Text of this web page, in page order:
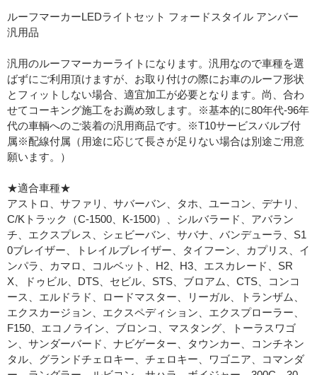
ルーフマーカーLEDライトセット フォードスタイル アンバー
汎用品
汎用のルーフマーカーライトになります。汎用なので車種を選
ばずにご利用頂けますが、お取り付けの際にお車のルーフ形状
とフィットしない場合、適宜加工が必要となります。尚、合わ
せてコーキング施工をお薦め致します。※基本的に80年代-96年
代の車輌へのご装着の汎用商品です。※T10サービスバルブ付
属※配線付属（用途に応じて長さが足りない場合は別途ご用意
願います。）
★適合車種★
アストロ、サファリ、サバーバン、タホ、ユーコン、デナリ、
C/Kトラック（C-1500、K-1500）、シルバラード、アバラン
チ、エクスプレス、シェビーバン、サバナ、バンデューラ、S1
0ブレイザー、トレイルブレイザー、タイフーン、カプリス、イ
ンパラ、カマロ、コルベット、H2、H3、エスカレード、SR
X、ドゥビル、DTS、セビル、STS、ブロアム、CTS、コンコ
ース、エルドラド、ロードマスター、リーガル、トランザム、
エクスカージョン、エクスペディション、エクスプローラー、
F150、エコノライン、ブロンコ、マスタング、トーラスワゴ
ン、サンダーバード、ナビゲーター、タウンカー、コンチネン
タル、グランドチェロキー、チェロキー、ワゴニア、コマンダ